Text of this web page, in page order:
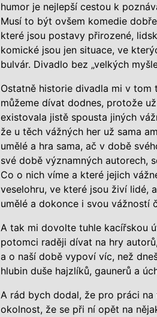
humor je nejlepší cestou k
Musí to být ovšem komedie
které jsou postavy přirozené,
komické jsou jen situace, ve
bulvár. Divadlo bez „velkých
Ostatně historie divadla mi v
můžeme dívat dodnes, protože
existovala jistě spousta jiných
že u těch vážných her už sama
umělé a hra sama, ač v době
své době významných autorech,
Co o nich víme a které jejich
veselohru, ve které jsou živí lidé,
umělé a dokonce i svou vážností
A tak mi dovolte tuhle kacířskou
potomci raději dívat na hry
a o naší době vypoví víc, než
hlubin duše hajzlíků, gaunerů a
A rád bych dodal, že pro práci
okolnost, že se při ní opět na